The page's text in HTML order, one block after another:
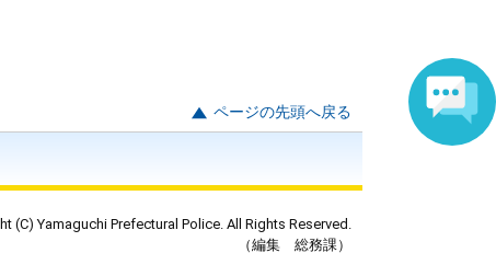
ページの先頭へ戻る
(C) Yamaguchi Prefectural Police. All Rights Reserved.
（編集 総務課）